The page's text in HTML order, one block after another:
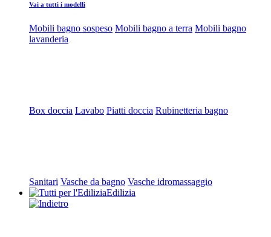
Vai a tutti i modelli
Mobili bagno sospeso Mobili bagno a terra Mobili bagno
lavanderia
Box doccia Lavabo Piatti doccia Rubinetteria bagno
Sanitari Vasche da bagno Vasche idromassaggio
Edilizia